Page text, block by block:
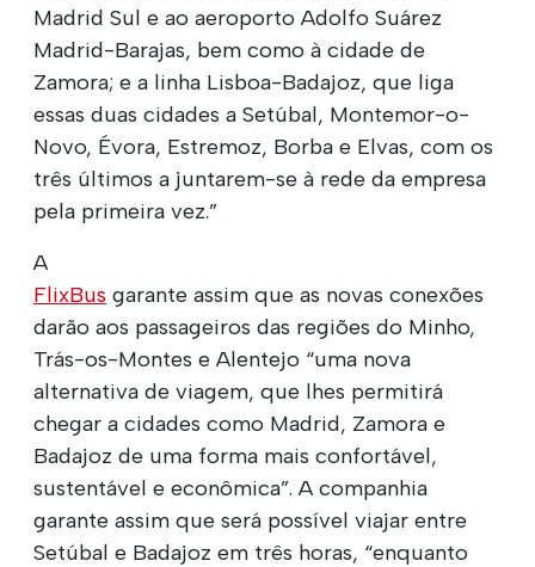
Madrid Sul e ao aeroporto Adolfo Suárez
Madrid-Barajas, bem como à cidade de
Zamora; e a linha Lisboa-Badajoz, que liga
essas duas cidades a Setúbal, Montemor-o-
Novo, Évora, Estremoz, Borba e Elvas, com os
três últimos a juntarem-se à rede da empresa
pela primeira vez.”
A
FlixBus garante assim que as novas conexões
darão aos passageiros das regiões do Minho,
Trás-os-Montes e Alentejo “uma nova
alternativa de viagem, que lhes permitirá
chegar a cidades como Madrid, Zamora e
Badajoz de uma forma mais confortável,
sustentável e econômica”. A companhia
garante assim que será possível viajar entre
Setúbal e Badajoz em três horas, “enquanto